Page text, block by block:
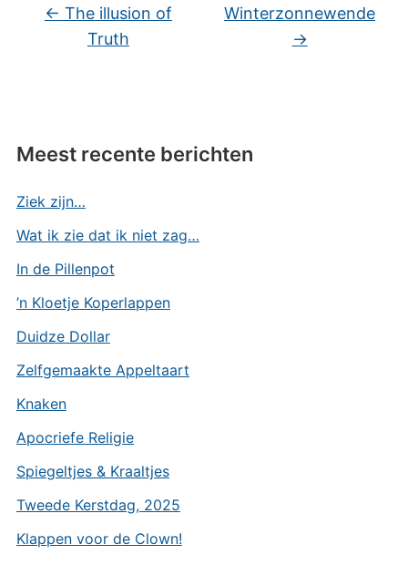
← The illusion of
Truth
Winterzonnewende
→
Meest recente berichten
Ziek zijn…
Wat ik zie dat ik niet zag…
In de Pillenpot
’n Kloetje Koperlappen
Duidze Dollar
Zelfgemaakte Appeltaart
Knaken
Apocriefe Religie
Spiegeltjes & Kraaltjes
Tweede Kerstdag, 2025
Klappen voor de Clown!